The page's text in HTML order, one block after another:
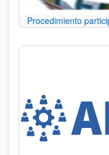
Procedimiento